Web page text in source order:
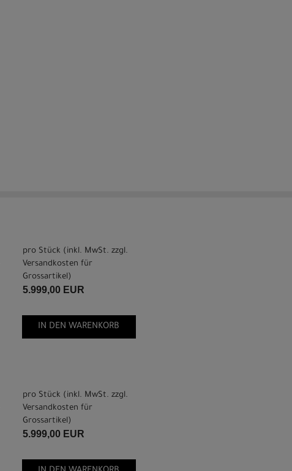
pro Stück (inkl. MwSt. zzgl.
Versandkosten für
Grossartikel )
5.999,00 EUR
IN DEN WARENKORB
pro Stück (inkl. MwSt. zzgl.
Versandkosten für
Grossartikel )
5.999,00 EUR